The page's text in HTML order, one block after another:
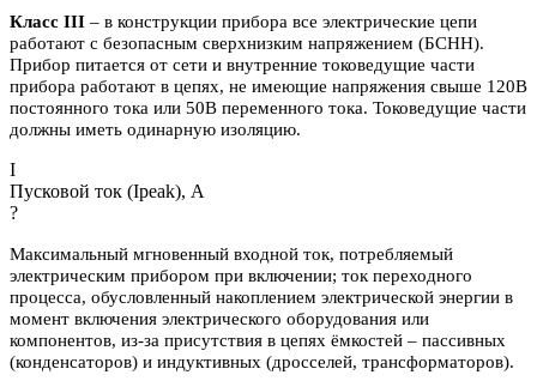
Класс III – в конструкции прибора все электрические цепи
работают с безопасным сверхнизким напряжением (БСНН).
Прибор питается от сети и внутренние токоведущие части
прибора работают в цепях, не имеющие напряжения свыше 120В
постоянного тока или 50В переменного тока. Токоведущие части
должны иметь одинарную изоляцию.
I
Пусковой ток (Ipeak), A
?
Максимальный мгновенный входной ток, потребляемый
электрическим прибором при включении; ток переходного
процесса, обусловленный накоплением электрической энергии в
момент включения электрического оборудования или
компонентов, из-за присутствия в цепях ёмкостей – пассивных
(конденсаторов) и индуктивных (дросселей, трансформаторов).